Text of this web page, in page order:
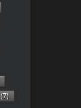
(7)